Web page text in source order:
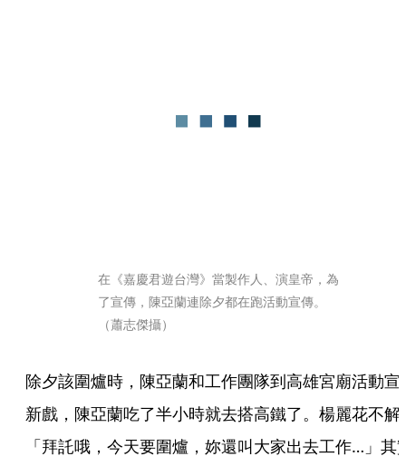
在《嘉慶君遊台灣》當製作人、演皇帝，為
了宣傳，陳亞蘭連除夕都在跑活動宣傳。
（蕭志傑攝）
除夕該圍爐時，陳亞蘭和工作團隊到高雄宮廟活動宣
新戲，陳亞蘭吃了半小時就去搭高鐵了。楊麗花不解
「拜託哦，今天要圍爐，妳還叫大家出去工作…」其